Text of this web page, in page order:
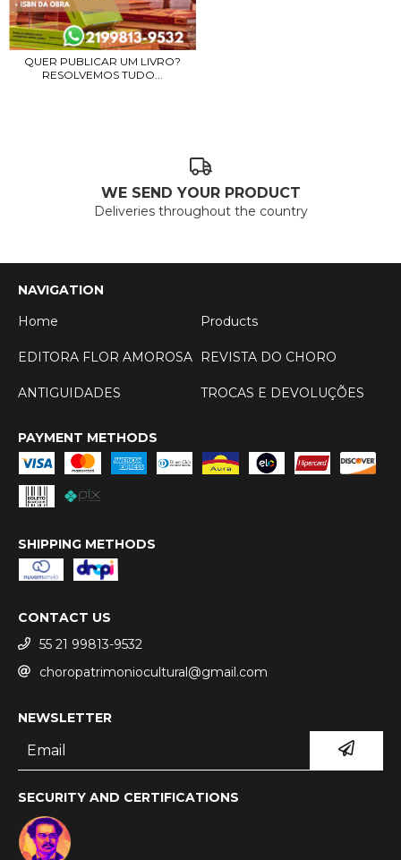
QUER PUBLICAR UM LIVRO?
RESOLVEMOS TUDO...
WE SEND YOUR PRODUCT
Deliveries throughout the country
NAVIGATION
Home
Products
EDITORA FLOR AMOROSA REVISTA DO CHORO
ANTIGUIDADES TROCAS E DEVOLUÇÕES
PAYMENT METHODS
SHIPPING METHODS
CONTACT US
55 21 99813-9532
choropatrimoniocultural@gmail.com
NEWSLETTER
SECURITY AND CERTIFICATIONS